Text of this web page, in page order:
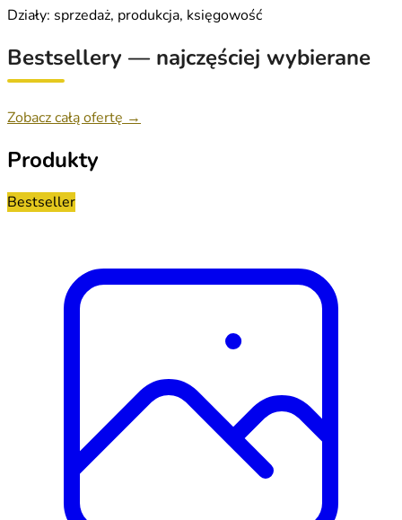
Działy: sprzedaż, produkcja, księgowość
Bestsellery — najczęściej wybierane
Zobacz całą ofertę →
Produkty
Bestseller